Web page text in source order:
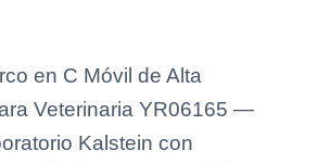
en C Móvil de Alta
Veterinaria YR06165 —
Kalstein con